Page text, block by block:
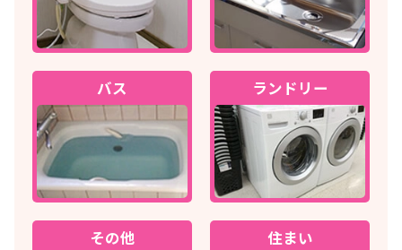
バス ランドリー
その他 住まい